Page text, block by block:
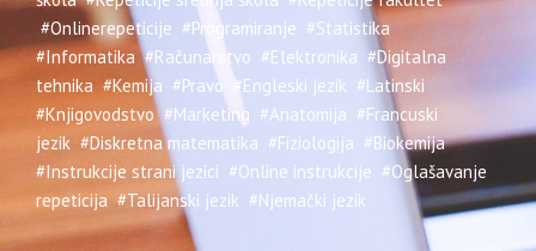
#Onlinerepeticije #Programiranje #Statistika
#Informatika #Računarstvo #Elektronika #Digitalna
tehnika #Kemija #Pravo #Engleski jezik #Latinski
#Knjigovodstvo #Marketing #Anatomija #Francuski
jezik #Diskretna matematika #Fiziologija #Biokemija
#Instrukcije strani jezici #Online instrukcije #Oglašavanje
repeticija #Talijanski jezik #Njemački jezik